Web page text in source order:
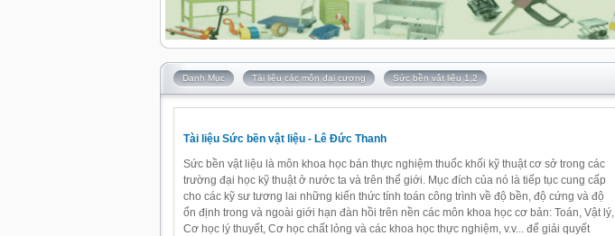
Danh Mục Tài liệu các môn đại cương Sức bền vật liệu 1,2
Tài liệu Sức bền vật liệu - Lê Đức Thanh
Sức bền vật liệu là môn khoa học bán thực nghiệm thuốc khối kỹ thuật cơ sở trong các
trường đại học kỹ thuật ở nước ta và trên thế giới. Mục đích của nó là tiếp tục cung cấp
cho các kỹ sư tương lai những kiến thức tính toán công trình về độ bền, độ cứng và độ
ổn định trong và ngoài giới hạn đàn hồi trên nền các môn khoa học cơ bản: Toán, Vật lý,
Cơ học lý thuyết, Cơ học chất lỏng và các khoa học thực nghiệm, v.v... để giải quyết